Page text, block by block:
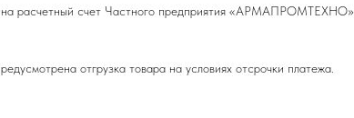
на расчетный счет Частного предприятия «АРМАПРОМТЕХНО».
отгрузка товара на условиях отсрочки платежа.